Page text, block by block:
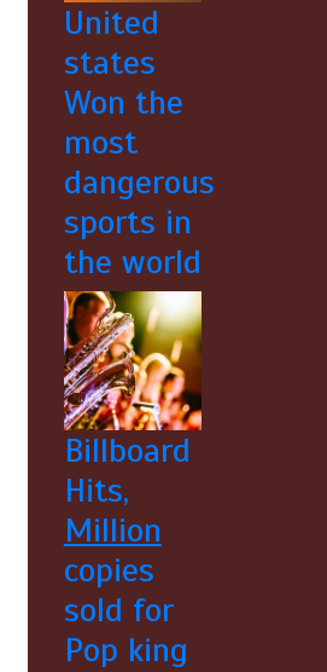
United
states
Won the
most
dangerous
sports in
the world
Billboard
Hits,
Million
copies
sold for
Pop king